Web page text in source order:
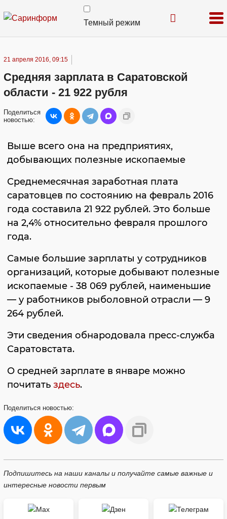
Темный режим
21 апреля 2016, 09:15
Средняя зарплата в Саратовской
области - 21 922 рубля
Поделиться
новостью:
Выше всего она на предприятиях,
добывающих полезные ископаемые
Среднемесячная заработная плата
саратовцев по состоянию на февраль 2016
года составила 21 922 рублей. Это больше
на 2,4% относительно февраля прошлого
года.
Самые большие зарплаты у сотрудников
организаций, которые добывают полезные
ископаемые - 38 069 рублей, наименьшие
— у работников рыболовной отрасли — 9
264 рублей.
Эти сведения обнародовала пресс-служба
Саратовстата.
О средней зарплате в январе можно
почитать здесь.
Поделиться новостью:
Подпишитесь на наши каналы и получайте самые важные и
интересные новости первым